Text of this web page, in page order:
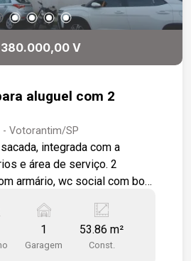
380.000,00 V
aluguel com 2
- Votorantim/SP
integrada com a
e área de serviço. 2
armário, wc social com box
piso cerâmico. 2
portaria 24 h, salão de
1
Garagem
53.86 m²
Const.